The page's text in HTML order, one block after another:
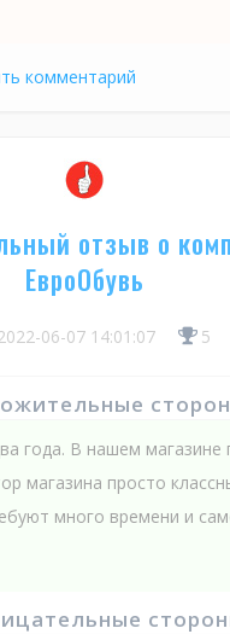
комментарий
отзыв о
ЕвроОбувь
06-07 14:01:07 5
года. В нашем магазине
магазина просто
много времени и